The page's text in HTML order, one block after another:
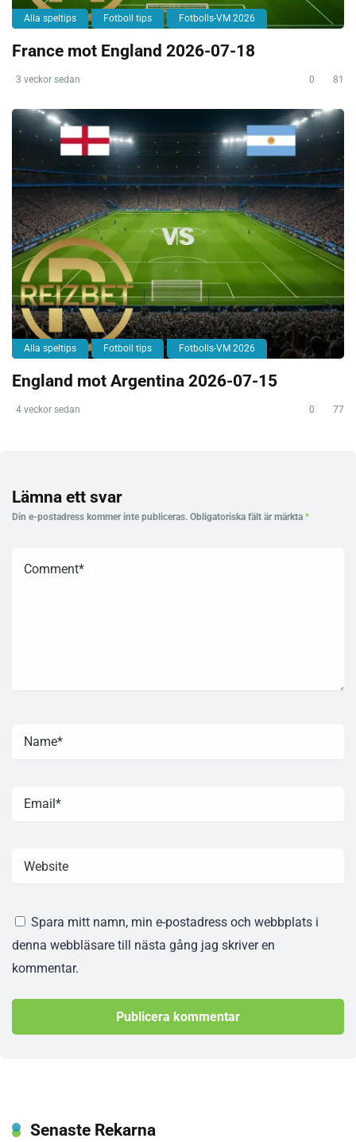
Alla speltips Fotboll tips Fotbolls-VM 2026
France mot England 2026-07-18
3 veckor sedan 0 81
Alla speltips Fotboll tips Fotbolls-VM 2026
England mot Argentina 2026-07-15
4 veckor sedan 0 77
Lämna ett svar
Din e-postadress kommer inte publiceras. Obligatoriska fält är märkta *
Spara mitt namn, min e-postadress och webbplats i
denna webbläsare till nästa gång jag skriver en
kommentar.
Senaste Rekarna